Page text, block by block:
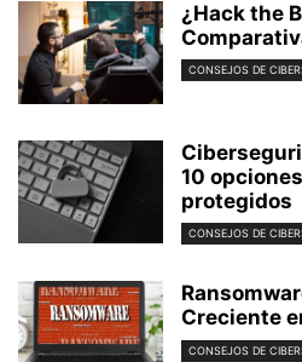
¿Hack the
CONSEJOS DE
10
protegidos
CONSEJOS DE
Creciente
CONSEJOS DE